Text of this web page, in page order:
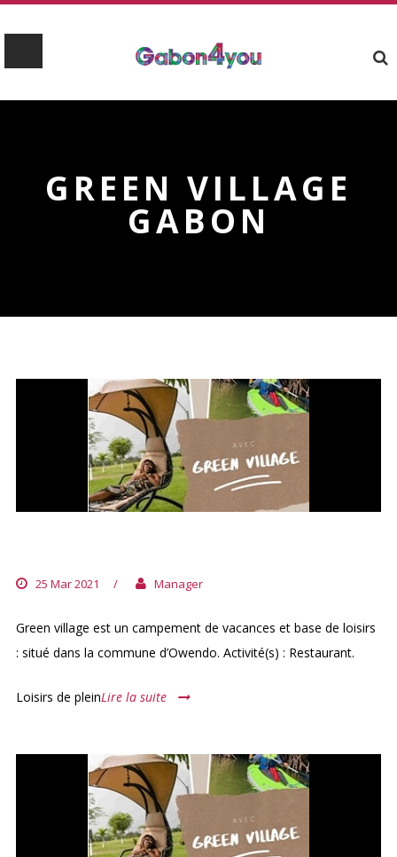
GREEN VILLAGE
GABON
25 Mar 2021 / Manager
Green village est un campement de vacances et base de loisirs
: situé dans la commune d’Owendo. Activité(s) : Restaurant.
Loisirs de pleinLire la suite